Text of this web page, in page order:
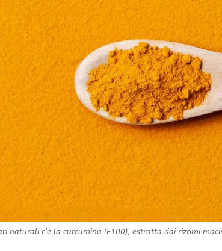
naturali c’è la curcumina (E100), estratta dai rizomi